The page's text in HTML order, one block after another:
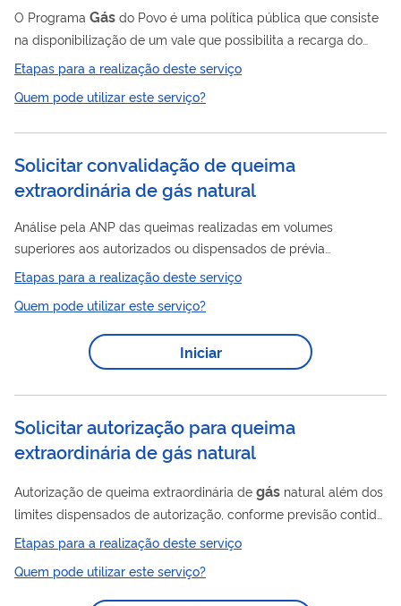
O Programa Gás do Povo é uma política pública que consiste
na disponibilização de um vale que possibilita a recarga do
botijão degás de cozinha de 13 kg, de forma gratuita para as
credenciadas aoGásdo Povo em todo território nacional. O
acesso ao botijão degásvisa reduzir a dependência de
combustíveis alternativos prejudiciais para, entre outras coisas,
proteger a saúde das famílias, especialmente de mulheres e
crianças, que são as...
Etapas para a realização deste serviço
Quem pode utilizar este serviço?
Solicitar convalidação de queima
extraordinária de gás natural
Análise pela ANP das queimas realizadas em volumes
superiores aos autorizados ou dispensados de prévia
autorização. Para utilizar esse serviço você deve ter um
cadastro como usuário externo do SEI-ANP. Para mais
informações acesse o serviço " Solicitar cadastro como usuário
externo no SEI-ANP ".
Etapas para a realização deste serviço
Quem pode utilizar este serviço?
Iniciar
Solicitar autorização para queima
extraordinária de gás natural
Autorização de queima extraordinária de gás natural além dos
limites dispensados de autorização, conforme previsão contida
no PAP. Para utilizar esse serviço você deve ter um cadastro
como usuário externo do SEI-ANP. Para mais informações
acesse o serviço " Solicitar cadastro como usuário externo no
Etapas para a realização deste serviço
Quem pode utilizar este serviço?